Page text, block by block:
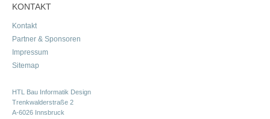
KONTAKT
Kontakt
Partner & Sponsoren
Impressum
Sitemap
HTL Bau Informatik Design
Trenkwalderstraße 2
A-6026 Innsbruck